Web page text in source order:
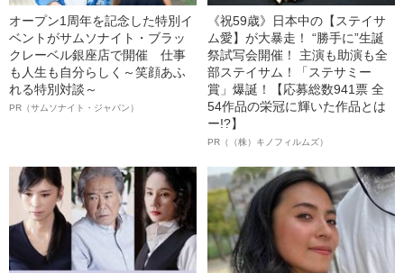
オープン1周年を記念した特別イ
ベントがサムソナイト・ブラッ
クレーベル銀座店で開催 仕事
も人生も自分らしく～笑顔あふ
れる特別対談～
PR（サムソナイト・ジャパン）
《祝59歳》日本中の【ステイサ
ム愛】が大暴走！ “勝手に”生誕
祭試写会開催！ 主演も助演も全
部ステイサム！「ステサミー
賞」爆誕！【応募総数941票 全
54作品の栄冠に輝いた作品とは
ー!?】
PR（（株）キノフィルムズ）